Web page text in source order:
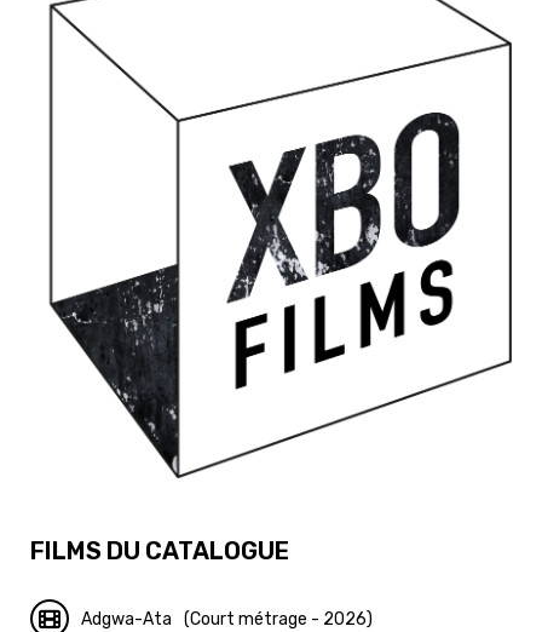
FILMS DU CATALOGUE
Adgwa-Ata
(Court métrage - 2026)